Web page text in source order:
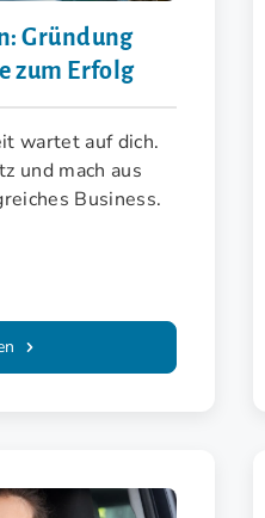
Gründung
zum Erfolg
wartet auf dich.
und mach aus
Business.